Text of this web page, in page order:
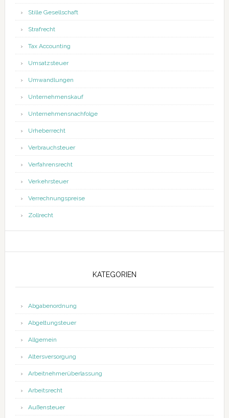
Stille Gesellschaft
Strafrecht
Tax Accounting
Umsatzsteuer
Umwandlungen
Unternehmenskauf
Unternehmensnachfolge
Urheberrecht
Verbrauchsteuer
Verfahrensrecht
Verkehrsteuer
Verrechnungspreise
Zollrecht
KATEGORIEN
Abgabenordnung
Abgeltungsteuer
Allgemein
Altersversorgung
Arbeitnehmerüberlassung
Arbeitsrecht
Außensteuer